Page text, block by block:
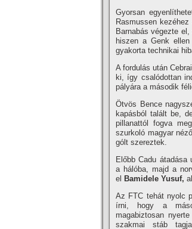
Gyorsan
Rasmussen
Barnabás végezte
hiszen a Genk
gyakorta technikai
A fordulás után
ki, így csalódottan
pályára a második
Ötvös Bence
kapásból talált be,
pillanattól fogva
szurkoló magyar
gólt szereztek.
Előbb Cadu átadása
a hálóba, majd a
el Bamidele Yusuf,
Az FTC tehát nyolc
írni, hogy a
magabiztosan
szakmai stáb